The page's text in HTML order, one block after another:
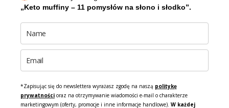
„Keto muffiny – 11 pomysłów na słono i słodko”.
*Zapisując się do newslettera wyrażasz zgodę na naszą politykę
prywatności oraz na otrzymywanie wiadomości e-mail o charakterze
marketingowym (oferty, promocje i inne informacje handlowe). W każdej